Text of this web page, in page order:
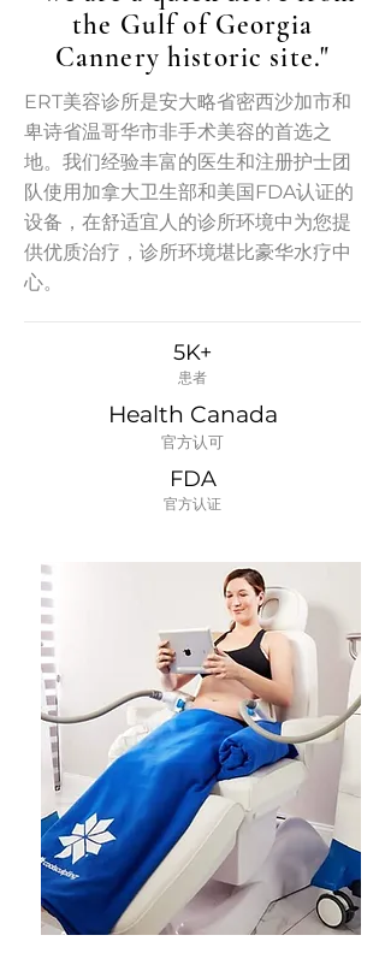
the Gulf of Georgia
Cannery historic site."
ERT美容诊所是安大略省密西沙加市和
卑诗省温哥华市非手术美容的首选之
地。我们经验丰富的医生和注册护士团
队使用加拿大卫生部和美国FDA认证的
设备，在舒适宜人的诊所环境中为您提
供优质治疗，诊所环境堪比豪华水疗中
心。
5K+
患者
Health Canada
官方认可
FDA
​官方认证